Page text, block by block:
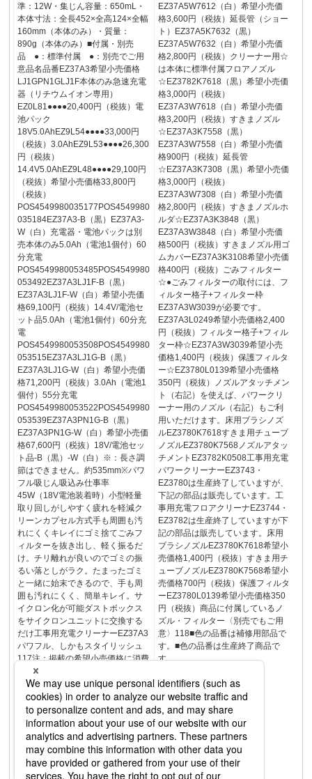
準：12W・集じん容量：650mL・
本体寸法：全長452×全高124×全幅
160mm（本体のみ）・質量：
890g（本体のみ）■付属・別売
品 ●：標準付属 ●：別売でご用
意品名品番EZ37A3希望小売価格
LJ1GPN1GLJ1F本体のみ急速充電
器（リチウムイオン専用）
EZ0L81●●●●20,400円（税抜）電
池パック
18V5.0AhEZ9L54●●●●33,000円
（税抜）3.0AhEZ9L53●●●●26,300
円（税抜）
14.4V5.0AhEZ9L48●●●●29,100円
（税抜）希望小売価格33,800円
（税抜）
POS4549980035177POS4549980
035184EZ37A3-B（黒）EZ37A3-
W（白）充電器・電池パックは別
売本体のみ5.0Ah（電池1個付）60
分充電
POS4549980053485POS4549980
053492EZ37A3LJ1F-B（黒）
EZ37A3LJ1F-W（白）希望小売価
格69,100円（税抜）14.4V/電池セ
ット品5.0Ah（電池1個付）60分充
電
POS4549980053508POS4549980
053515EZ37A3LJ1G-B（黒）
EZ37A3LJ1G-W（白）希望小売価
格71,200円（税抜）3.0Ah（電池1
個付）55分充電
POS4549980053522POS4549980
053539EZ37A3PN1G-B（黒）
EZ37A3PN1G-W（白）希望小売価
格67,600円（税抜）18V/電池セッ
ト品-B（黒）-W（白）※：長さ調
節はできません。約535mm※パワ
フル吸じん吸込み仕事率
45W（18V電池装着時）小型軽量
取り回しがしやすく疲れを軽減ク
リーンカプセル方式手も周囲も汚
れにくくキレイにゴミ捨てごみフ
ィルターを抜き出し、軽く振るだ
け。チリ離れが良いのでゴミの振
るい落としがラク。たまったゴミ
と一緒に始末できるので、手も周
囲も汚れにくく、簡単キレイ。サ
イクロン化が可能ダストボックス
をサイクロンユニットに交換する
だけ工事用充電クリーナーEZ37A3
パワフル、しかもスタイリッシュ
117注：掲載の希望小売価格に消費
税は含まれておりません。＊本体
寸法／質量は、電池パックが付属
している電動工具は、電池パック
装着時の数値です。〈全幅〉では
なく〈幅〉と表記されている場合
は本体駆動部の横幅です。●本デー
タは当社測定条件のもとで測定し
た参考値です。実際の作業では、
周囲条件により変化します。
EZ37A5W7612（白）希望小売価
格3,600円（税抜）延長管（ショー
ト）EZ37A5K7632（黒）
EZ37A5W7632（白）希望小売価
格2,800円（税抜）クリーナー用☆
は本体に標準付属フロアノズル
☆EZ3782K7618（黒）希望小売価
格3,000円（税抜）
EZ37A3W7618（白）希望小売価
格3,200円（税抜）すきまノズル
☆EZ37A3K7558（黒）
EZ37A3W7558（白）希望小売価
格900円（税抜）延長管
☆EZ37A3K7308（黒）希望小売価
格3,000円（税抜）
EZ37A3W7308（白）希望小売価
格2,800円（税抜）すきまノズルホ
ルダ☆EZ37A3K3848（黒）
EZ37A3W3848（白）希望小売価
格500円（税抜）すきまノズル用ゴ
ムカバーEZ37A3K3108希望小売価
格400円（税抜）ごみフィルター
☆●ごみフィルターの取付には、フ
ィルター格子+フィルター枠
EZ37A3W3039が必要です。
EZ37A3L0249希望小売価格2,400
円（税抜）フィルター格子+フィル
ター枠☆EZ37A3W3039希望小売
価格1,400円（税抜）保護フィルタ
ー☆EZ3780L0139希望小売価格
350円（税抜）ノズルアタッチメン
ト（右記）を使えば、パワークリ
ーナー用のノズル（右記）もご利
用いただけます。床用ブラシノズ
ルEZ3780K7618すきま用チューブ
ノズルEZ3780K7568ノズルアタッ
チメントEZ3782K0508工事用充電
パワークリーナーEZ3743・
EZ3780は生産終了していますが、
下記の部品は販売しています。工
事用充電フロアクリーナEZ3744・
EZ3782は生産終了していますが下
記の部品は販売しています。床用
ブラシノズルEZ3780K7618希望小
売価格1,400円（税抜）すきま用チ
ューブノズルEZ3780K7568希望小
売価格700円（税抜）保護フィルタ
ーEZ3780L0139希望小売価格350
円（税抜）商品に付属しているノ
ズル・フィルター〈別売でもご用
意〉118■色の品番は補修用部品で
す。■色の品番は生産終了商品で
す。